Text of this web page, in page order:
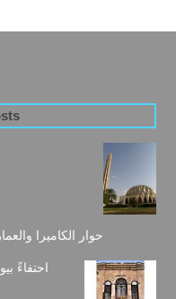
حوار الكاميرا